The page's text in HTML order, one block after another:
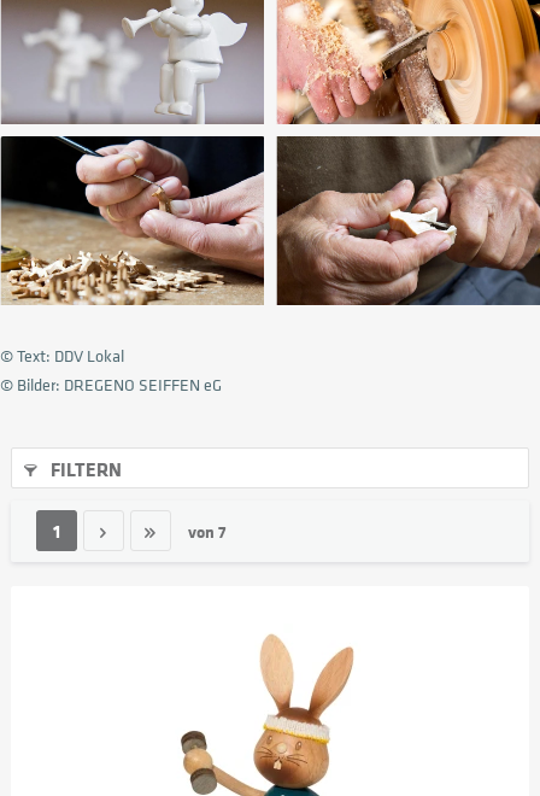
© Text: DDV Lokal
© Bilder: DREGENO SEIFFEN eG
FILTERN
1 von 7